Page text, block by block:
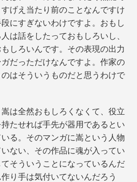
げえ当たり前のことなんですけ
にすぎないわけですよ。おもし
は話をしたっておもしろいし、
しろいんです。その表現の出力
だっただけなんですよ。作家の
はそういうものだと思うわけで
は全然おもしろくなくて、役立
たせれば手先が器用であるとい
る。そのマンガに嵩という人物
ない、その作品に魂が入ってい
そういうことになっているんだ
り手は気付いてないんだろう